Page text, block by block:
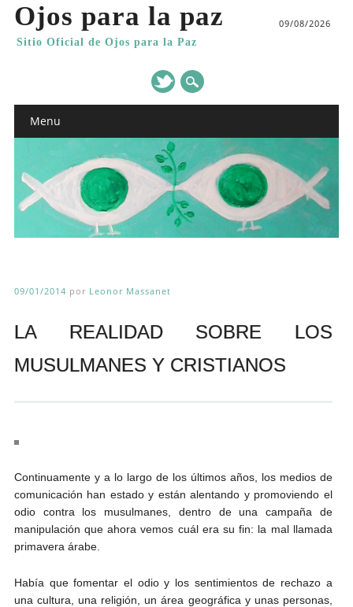
Ojos para la paz
Sitio Oficial de Ojos para la Paz
09/08/2026
Main menu
Menu
Andrés Vázquez de Sola
09/01/2014 por Leonor Massanet
LA REALIDAD SOBRE LOS
MUSULMANES Y CRISTIANOS
Continuamente y a lo largo de los últimos años, los medios de
comunicación han estado y están alentando y promoviendo el
odio contra los musulmanes, dentro de una campaña de
manipulación que ahora vemos cuál era su fin: la mal llamada
primavera árabe.
Había que fomentar el odio y los sentimientos de rechazo a
una cultura, una religión, un área geográfica y unas personas,